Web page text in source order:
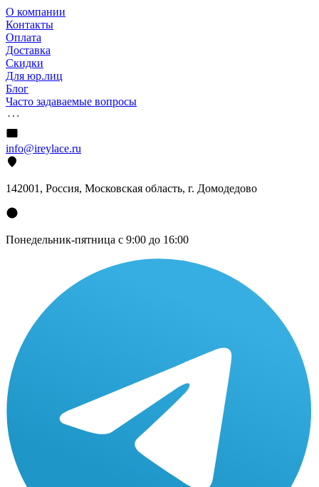
О компании
Контакты
Оплата
Доставка
Скидки
Для юр.лиц
Блог
Часто задаваемые вопросы
info@ireylace.ru
142001 , Россия, Московская область, г. Домодедово
Понедельник-пятница с 9:00 до 16:00